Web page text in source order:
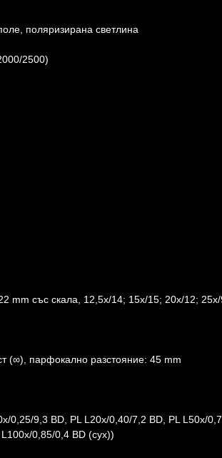
поляризирана светлина
2500)
mm със скала, 12,5x/14; 15x/15; 20x/12;
(∞), парфокално разстояние: 45 mm
0,25/9,3 BD, PL L20x/0,40/7,2 BD, PL L50x/
0,85/0,4 BD (сух))